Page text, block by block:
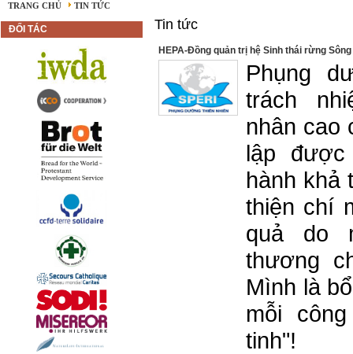
TRANG CHỦ TIN TỨC
ĐỐI TÁC Tin tức
HEPA-Đồng quản trị hệ Sinh thái rừng
Phụng
trách
nhân cao
lập
hành khả
thiện chí
quả do
thương
Mình là
mỗi
tinh"!